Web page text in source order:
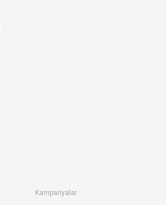
Kampanyalar